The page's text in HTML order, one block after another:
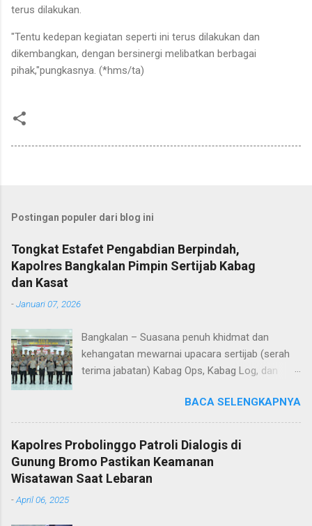
terus dilakukan.
"Tentu kedepan kegiatan seperti ini terus dilakukan dan
dikembangkan, dengan bersinergi melibatkan berbagai
pihak,"pungkasnya. (*hms/ta)
Postingan populer dari blog ini
Tongkat Estafet Pengabdian Berpindah,
Kapolres Bangkalan Pimpin Sertijab Kabag
dan Kasat
-Januari 07, 2026
Bangkalan – Suasana penuh khidmat dan
kehangatan mewarnai upacara sertijab (serah
terima jabatan) Kabag Ops, Kabag Log, dan
Aula Sarja Arya Racana Polres Bangkalan, Rabu
(07/01/2026). Upacara tersebut menjadi
momen penting bagi jajaran Polres Bangkalan,
bukan hanya sebagai pergantian jabatan
struktural, tetapi juga sebagai bentuk regenerasi
BACA SELENGKAPNYA
Kapolres Probolinggo Patroli Dialogis di
Gunung Bromo Pastikan Keamanan
Wisatawan Saat Lebaran
-April 06, 2025